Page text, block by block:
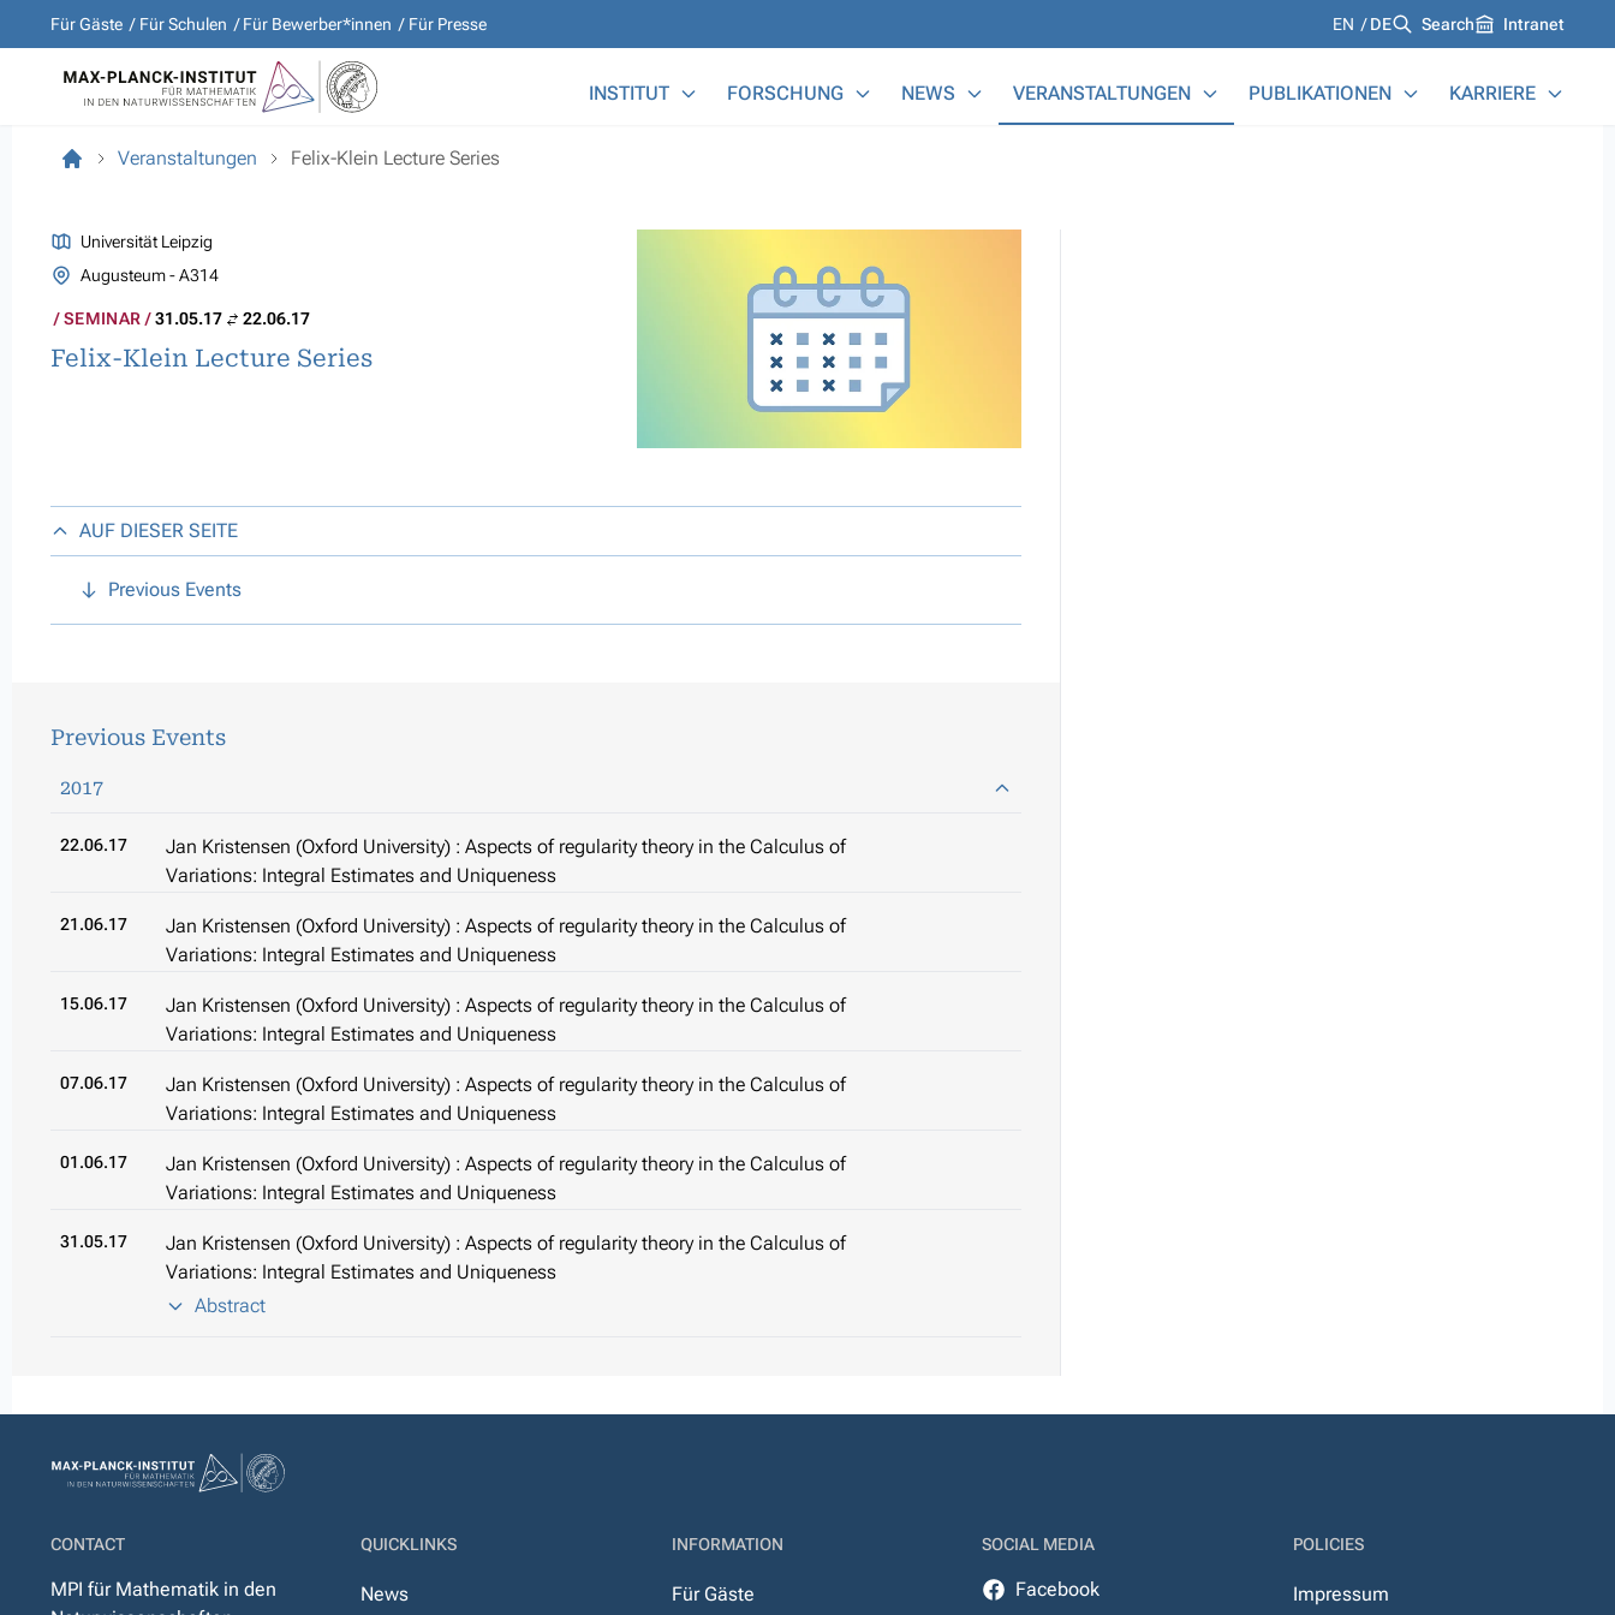
Für Gäste Für Schulen Für Bewerber*innen Für Presse Languages
EN DE Search Intranet
INSTITUT FORSCHUNG NEWS VERANSTALTUNGEN PUBLIKATIONEN KARRIERE
Veranstaltungen Felix-Klein Lecture Series
Universität Leipzig
Augusteum - A314
SEMINAR 31.05.17 22.06.17
Felix-Klein Lecture Series
AUF DIESER SEITE
Previous Events
Previous Events
2017
22.06.17
Jan Kristensen (Oxford University) : Aspects of regularity theory in the Calculus of
Variations: Integral Estimates and Uniqueness
21.06.17
Jan Kristensen (Oxford University) : Aspects of regularity theory in the Calculus of
Variations: Integral Estimates and Uniqueness
15.06.17
Jan Kristensen (Oxford University) : Aspects of regularity theory in the Calculus of
Variations: Integral Estimates and Uniqueness
07.06.17
Jan Kristensen (Oxford University) : Aspects of regularity theory in the Calculus of
Variations: Integral Estimates and Uniqueness
01.06.17
Jan Kristensen (Oxford University) : Aspects of regularity theory in the Calculus of
Variations: Integral Estimates and Uniqueness
31.05.17
Jan Kristensen (Oxford University) : Aspects of regularity theory in the Calculus of
Variations: Integral Estimates and Uniqueness
Abstract
CONTACT
MPI für Mathematik in den
QUICKLINKS
News
INFORMATION
Für Gäste
SOCIAL MEDIA
Facebook
POLICIES
Impressum